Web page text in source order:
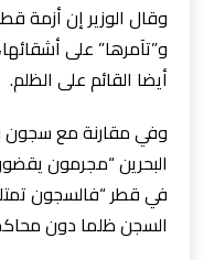
وقال الوزير إن أزمة
و”تآمرها” على
أيضا القائم على الظلم.
وفي مقارنة مع سجون
البحرين “مجرمون
في قطر “فالسجون
السجن ظلما دون